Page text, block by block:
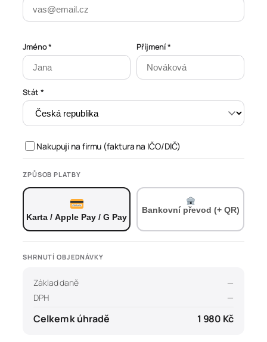
Jméno * Příjmení *
Stát *
Nakupuji na firmu (faktura na IČO/DIČ)
ZPŮSOB PLATBY
Karta / Apple Pay / G Pay
Bankovní převod (+ QR)
SHRNUTÍ OBJEDNÁVKY
Základ daně
—
DPH
—
Celkem k úhradě 1 980 Kč